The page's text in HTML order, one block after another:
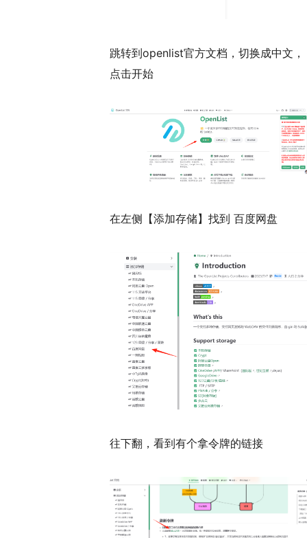
跳转到openlist官方文档，切换成中文，
点击开始
在左侧【添加存储】找到 百度网盘
往下翻，看到有个拿令牌的链接